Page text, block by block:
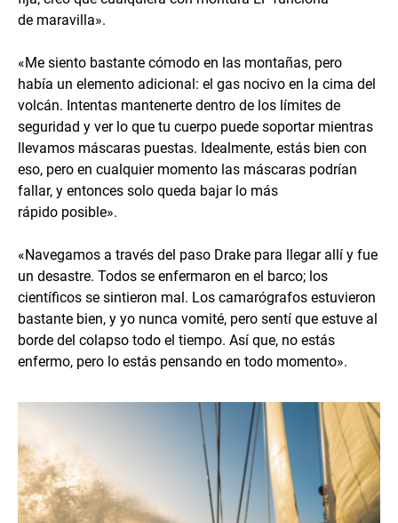
de maravilla».
«Me siento bastante cómodo en las montañas, pero
había un elemento adicional: el gas nocivo en la cima del
volcán. Intentas mantenerte dentro de los límites de
seguridad y ver lo que tu cuerpo puede soportar mientras
llevamos máscaras puestas. Idealmente, estás bien con
eso, pero en cualquier momento las máscaras podrían
fallar, y entonces solo queda bajar lo más
rápido posible».
«Navegamos a través del paso Drake para llegar allí y fue
un desastre. Todos se enfermaron en el barco; los
científicos se sintieron mal. Los camarógrafos estuvieron
bastante bien, y yo nunca vomité, pero sentí que estuve al
borde del colapso todo el tiempo. Así que, no estás
enfermo, pero lo estás pensando en todo momento».